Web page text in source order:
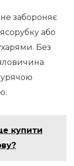
забороняє
або
Без
купити